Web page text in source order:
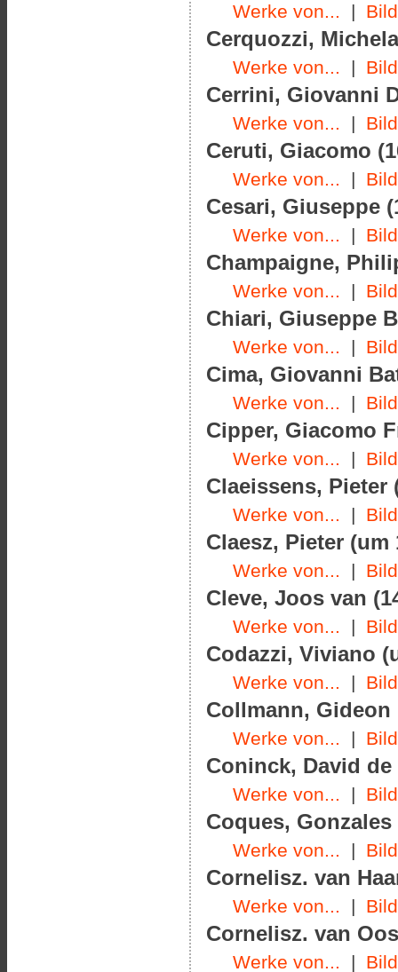
Werke von... |
Cerquozzi,
Werke von... |
Cerrini, Giovanni
Werke von... |
Ceruti, Giacomo
Werke von... |
Cesari, Giuseppe
Werke von... |
Champaigne,
Werke von... |
Chiari, Giuseppe
Werke von... |
Cima, Giovanni
Werke von... |
Cipper, Giacomo
Werke von... |
Claeissens, Pieter
Werke von... |
Claesz, Pieter (um
Werke von... |
Cleve, Joos van
Werke von... |
Codazzi, Viviano
Werke von... |
Collmann, Gideon
Werke von... |
Coninck, David de
Werke von... |
Coques, Gonzales
Werke von... |
Cornelisz. van
Werke von... |
Cornelisz. van
Werke von... |